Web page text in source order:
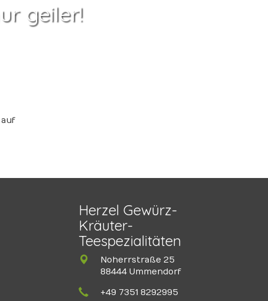
geiler!
Herzel Gewürz-
Kräuter-
Teespezialitäten
Noherrstraße 25
88444 Ummendorf
+49 7351 8292995